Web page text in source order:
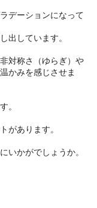
デーションになって
出しています。
対称さ（ゆらぎ）や
かみを感じさせま
。
があります。
いかがでしょうか。